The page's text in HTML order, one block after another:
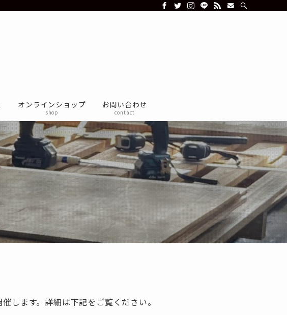
オンラインショップ
shop
お問い合わせ
contact
します。詳細は下記をご覧ください。